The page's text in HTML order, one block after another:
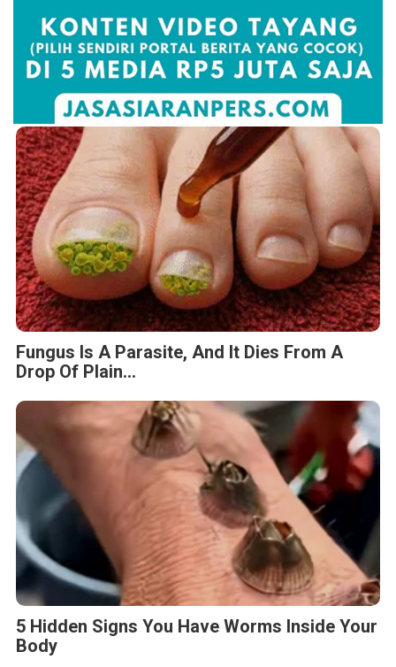
Fungus Is A Parasite, And It Dies From A
Drop Of Plain...
5 Hidden Signs You Have Worms Inside Your
Body